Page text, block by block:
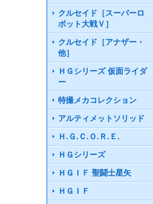
クルセイド［スーパーロ
ボット大戦Ｖ］
クルセイド［アナザー・
他］
ＨＧシリーズ 仮面ライダ
ー
特撮メカコレクション
アルティメットソリッド
Ｈ.Ｇ.Ｃ.Ｏ.Ｒ.Ｅ.
ＨＧシリーズ
ＨＧＩＦ 聖闘士星矢
ＨＧＩＦ